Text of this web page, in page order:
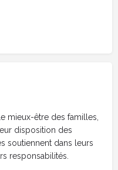
mieux-être des familles,
disposition des
soutiennent dans leurs
responsabilités.